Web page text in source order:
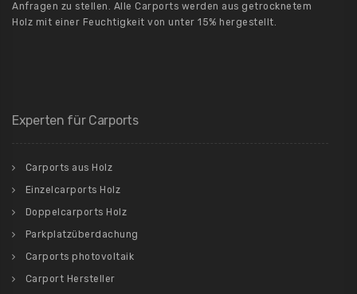
Anfragen zu stellen. Alle Carports werden aus getrocknetem
Holz mit einer Feuchtigkeit von unter 15% hergestellt.
Experten für Carports
Carports aus Holz
Einzelcarports Holz
Doppelcarports Holz
Parkplatzüberdachung
Carports photovoltaik
Carport Hersteller